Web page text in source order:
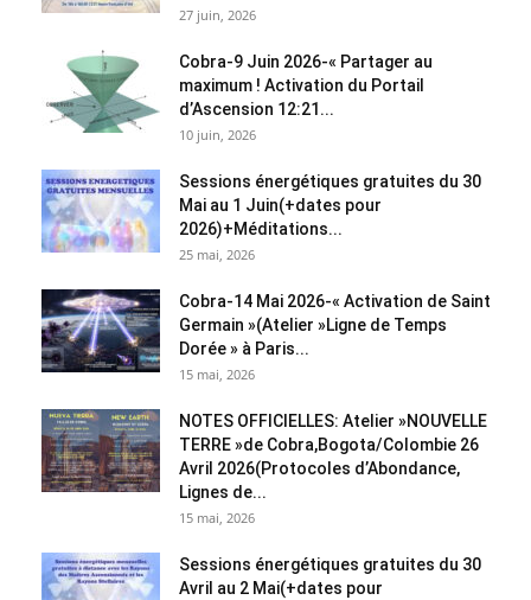
27 juin, 2026
Cobra-9 Juin 2026-« Partager au
maximum ! Activation du Portail
d’Ascension 12:21...
10 juin, 2026
Sessions énergétiques gratuites du 30
Mai au 1 Juin(+dates pour
2026)+Méditations...
25 mai, 2026
Cobra-14 Mai 2026-« Activation de Saint
Germain »(Atelier »Ligne de Temps
Dorée » à Paris...
15 mai, 2026
NOTES OFFICIELLES: Atelier »NOUVELLE
TERRE »de Cobra,Bogota/Colombie 26
Avril 2026(Protocoles d’Abondance,
Lignes de...
15 mai, 2026
Sessions énergétiques gratuites du 30
Avril au 2 Mai(+dates pour